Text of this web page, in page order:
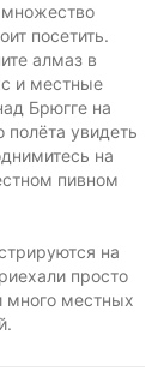
посетить.
алмаз в
и местные
Брюгге на
увидеть
на
пивном
на
просто
много местных